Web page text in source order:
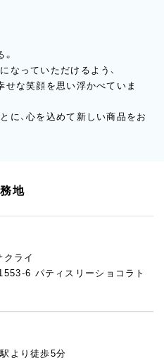
なっていただけるよう、
せな笑顔を思い浮かべていま
に、心を込めて新しい商品をお
地
ライ
6 パティスリーショコラト
より徒歩5分